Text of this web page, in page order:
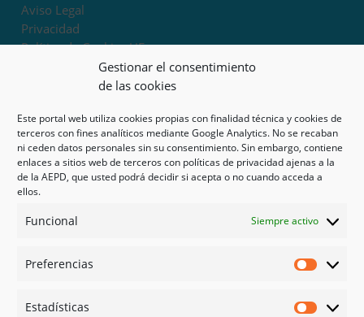
Gestionar el consentimiento
de las cookies
Este portal web utiliza cookies propias con finalidad técnica y cookies de
terceros con fines analíticos mediante Google Analytics. No se recaban
ni ceden datos personales sin su consentimiento. Sin embargo, contiene
enlaces a sitios web de terceros con políticas de privacidad ajenas a la
de la AEPD, que usted podrá decidir si acepta o no cuando acceda a
ellos.
Funcional Siempre activo
Preferencias
Estadísticas
Aviso Legal
Privacidad
Política de Cookies UE
Términos y condiciones
Exoneración de responsabilidad
Mapa del sitio
Mi cuenta
Tienda
Psicología en Murcia
Guías
Redes sociales
Instagram